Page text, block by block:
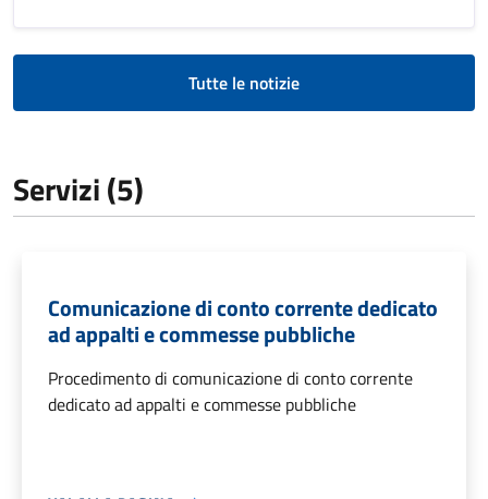
Tutte le notizie
Servizi (5)
Comunicazione di conto corrente dedicato
ad appalti e commesse pubbliche
Procedimento di comunicazione di conto corrente
dedicato ad appalti e commesse pubbliche